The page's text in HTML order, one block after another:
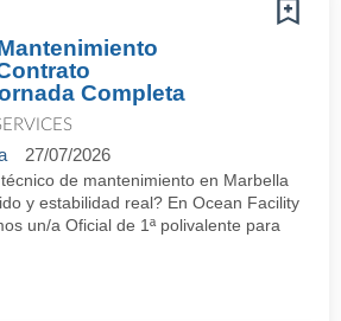
Completa
27/07/2026
de mantenimiento en Marbella
y estabilidad real? En Ocean Facility
un/a Oficial de 1ª polivalente para